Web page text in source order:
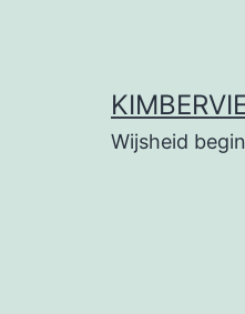
Wijsheid